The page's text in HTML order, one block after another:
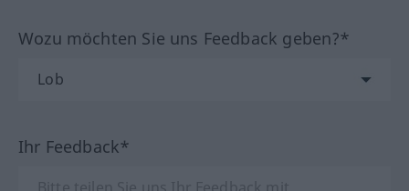
Wozu möchten Sie uns Feedback geben?*
Ihr Feedback*